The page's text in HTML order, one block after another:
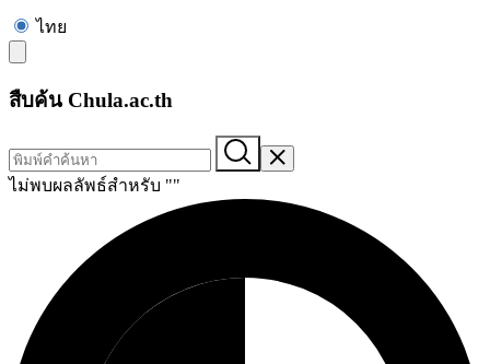
ไทย
สืบค้น Chula.ac.th
ไม่พบผลลัพธ์สำหรับ ""